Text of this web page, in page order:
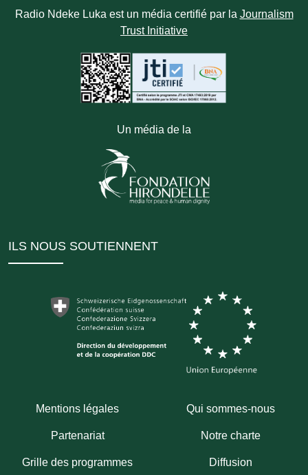
Radio Ndeke Luka est un média certifié par la Journalism
Trust Initiative
Un média de la
ILS NOUS SOUTIENNENT
Mentions légales Qui sommes-nous
Partenariat Notre charte
Grille des programmes Diffusion